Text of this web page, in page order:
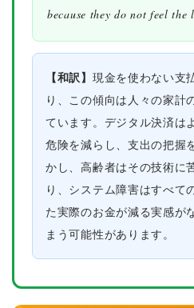
because they do not feel the
【和訳】 現金を使わない支
り、この傾向は人々の家計
ています。デジタル決済は
危険を減らし、支出の把握
かし、高齢者はその技術に
り、システム障害はすべて
た実際のお金が減る実感が
まう可能性があります。